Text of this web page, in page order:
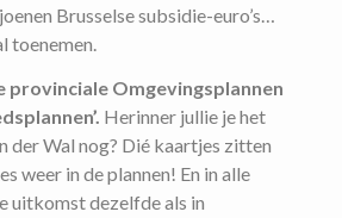
Brusselse subsidie-euro’s…
toenemen.
provinciale Omgevingsplannen
Herinner jullie je het
der Wal nog? Dié kaartjes zitten
weer in de plannen! En in alle
uitkomst dezelfde als in